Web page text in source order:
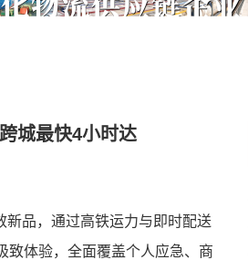
城最快4小时达
新品，通过高铁运力与即时配送
致体验，全面覆盖个人应急、商